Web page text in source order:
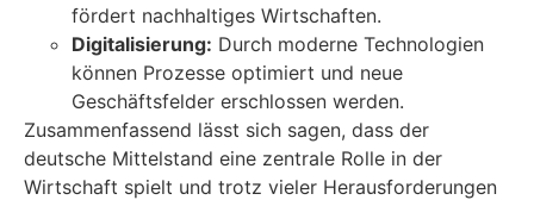
fördert nachhaltiges Wirtschaften.
Digitalisierung: Durch moderne Technologien
können Prozesse optimiert und neue
Geschäftsfelder erschlossen werden.
Zusammenfassend lässt sich sagen, dass der
deutsche Mittelstand eine zentrale Rolle in der
Wirtschaft spielt und trotz vieler Herausforderungen